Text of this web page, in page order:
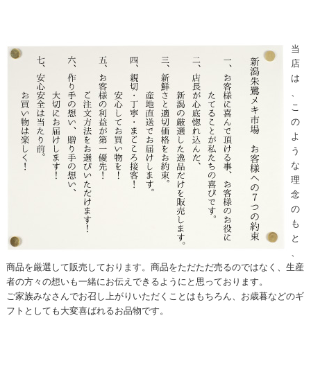
当
店
は
こ
の
よ
う
な
理
念
の
も
と
商品を厳選して販売しております。商品をただただ売るのではなく、生産
者の方々の想いも一緒にお伝えできるようにと思っております。
ご家族みなさんでお召し上がりいただくことはもちろん、お歳暮などのギ
フトとしても大変喜ばれるお品物です。